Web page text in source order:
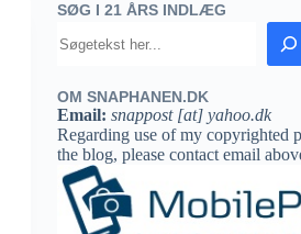
SØG I 21 ÅRS INDLÆG
OM SNAPHANEN.DK
Email: snappost [at] yahoo.dk
Regarding use of my copyrighted
the blog, please contact email